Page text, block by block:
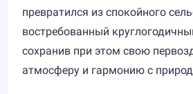
превратился из спокойного
востребованный
сохранив при этом свою
атмосферу и гармонию с